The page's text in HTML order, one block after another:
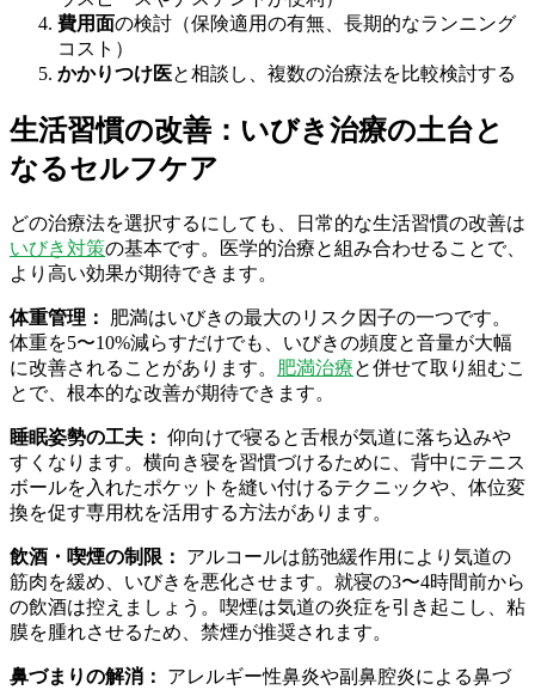
費用面の検討（保険適用の有無、長期的なランニング
コスト）
かかりつけ医と相談し、複数の治療法を比較検討する
生活習慣の改善：いびき治療の土台と
なるセルフケア
どの治療法を選択するにしても、日常的な生活習慣の改善は
いびき対策の基本です。医学的治療と組み合わせることで、
より高い効果が期待できます。
体重管理：
肥満はいびきの最大のリスク因子の一つです。
体重を5〜10%減らすだけでも、いびきの頻度と音量が大幅
に改善されることがあります。 肥満治療と併せて取り組むこ
とで、根本的な改善が期待できます。
睡眠姿勢の工夫： 仰向けで寝ると舌根が気道に落ち込みや
すくなります。横向き寝を習慣づけるために、背中にテニス
ボールを入れたポケットを縫い付けるテクニックや、体位変
換を促す専用枕を活用する方法があります。
飲酒・喫煙の制限：
アルコールは筋弛緩作用により気道の
筋肉を緩め、いびきを悪化させます。就寝の3〜4時間前から
の飲酒は控えましょう。喫煙は気道の炎症を引き起こし、粘
膜を腫れさせるため、禁煙が推奨されます。
鼻づまりの解消：
アレルギー性鼻炎や副鼻腔炎による鼻づ